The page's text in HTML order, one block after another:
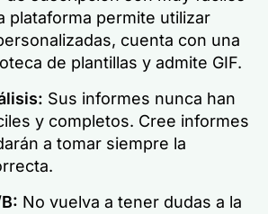
plataforma permite utilizar
cuenta con una
de plantillas y admite GIF.
Sus informes nunca han
y completos. Cree informes
a tomar siempre la
No vuelva a tener dudas a la